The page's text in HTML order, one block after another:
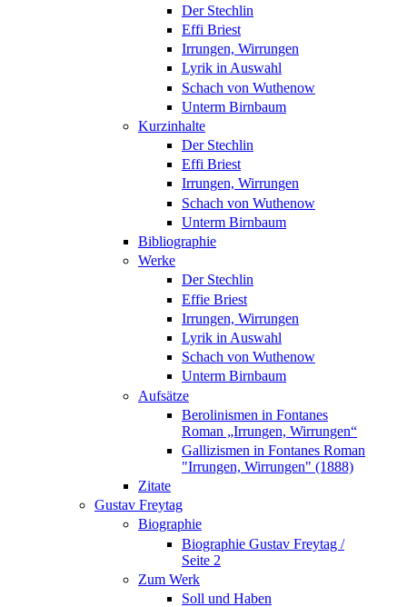
Der Stechlin
Effi Briest
Irrungen, Wirrungen
Lyrik in Auswahl
Schach von Wuthenow
Unterm Birnbaum
Kurzinhalte
Der Stechlin
Effi Briest
Irrungen, Wirrungen
Schach von Wuthenow
Unterm Birnbaum
Bibliographie
Werke
Der Stechlin
Effie Briest
Irrungen, Wirrungen
Lyrik in Auswahl
Schach von Wuthenow
Unterm Birnbaum
Aufsätze
Berolinismen in Fontanes
Roman „Irrungen, Wirrungen“
Gallizismen in Fontanes Roman
"Irrungen, Wirrungen" (1888)
Zitate
Gustav Freytag
Biographie
Biographie Gustav Freytag /
Seite 2
Zum Werk
Soll und Haben